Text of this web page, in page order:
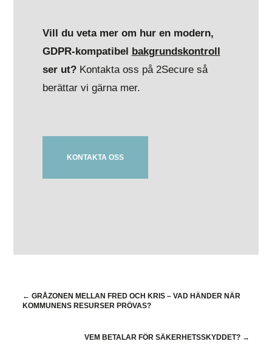
Vill du veta mer om hur en modern,
GDPR-kompatibel bakgrundskontroll
ser ut?Kontakta oss på 2Secure så
berättar vi gärna mer.
KONTAKTA OSS
←GRÅZONEN MELLAN FRED OCH KRIS – VAD HÄNDER NÄR
KOMMUNENS RESURSER PRÖVAS?
VEM BETALAR FÖR SÄKERHETSSKYDDET?→